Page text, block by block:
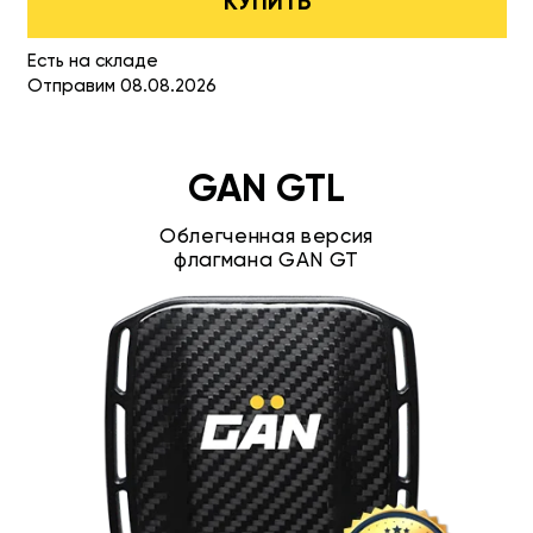
Есть на складе
Отправим 08.08.2026
GAN GTL
Облегченная версия
флагмана GAN GT